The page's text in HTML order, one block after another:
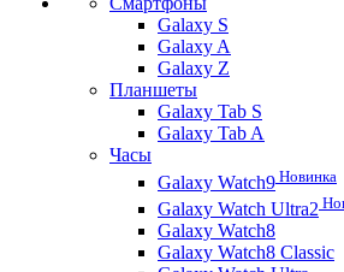
Galaxy S
Galaxy A
Galaxy Z
Планшеты
Galaxy Tab S
Galaxy Tab A
Часы
Galaxy Watch9 Новинка
Galaxy Watch Ultra2
Galaxy Watch8
Galaxy Watch8 Classic